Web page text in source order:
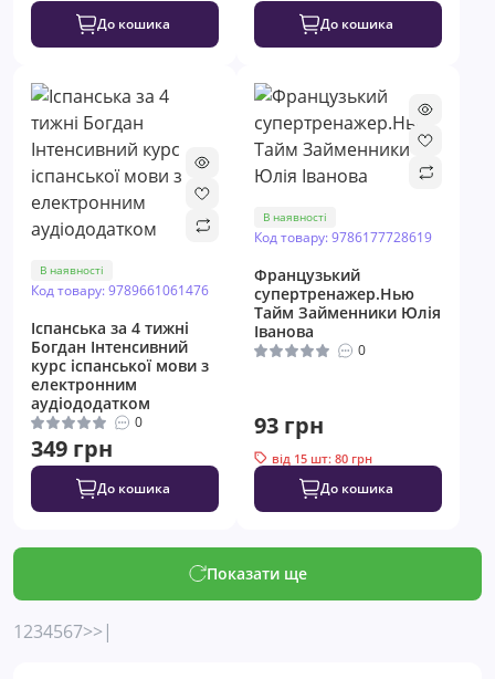
До кошика До кошика
В наявності
Код товару: 9789661061476
Іспанська за 4 тижні
Богдан Інтенсивний
курс іспанської мови з
електронним
аудіододатком
0
349 грн
До кошика
В наявності
Код товару: 9786177728619
Французький
супертренажер.Нью
Тайм Займенники Юлія
Іванова
0
93 грн
від 15 шт: 80 грн
До кошика
Показати ще
1234567>>|